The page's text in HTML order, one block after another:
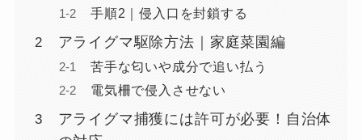
手順2｜侵入口を封鎖する
アライグマ駆除方法｜家庭菜園編
苦手な匂いや成分で追い払う
電気柵で侵入させない
アライグマ捕獲には許可が必要！自治体